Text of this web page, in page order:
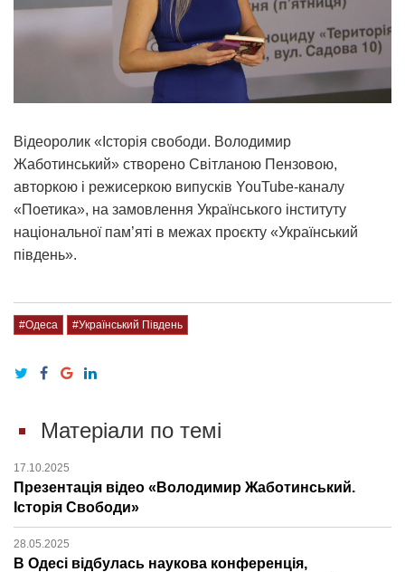
Відеоролик «Історія свободи. Володимир
Жаботинський» створено Світланою Пензовою,
авторкою і режисеркою випусків YouTube-каналу
«Поетика», на замовлення Українського інституту
національної пам’яті в межах проєкту «Український
південь».
#Одеса #Український Південь
Матеріали по темі
17.10.2025
Презентація відео «Володимир Жаботинський.
Історія Свободи»
28.05.2025
В Одесі відбулась наукова конференція,